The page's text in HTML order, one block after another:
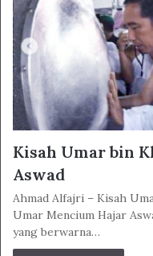
Kisah Umar bin
Aswad
Ahmad Alfajri – Kisah
Umar Mencium Hajar
yang berwarna…